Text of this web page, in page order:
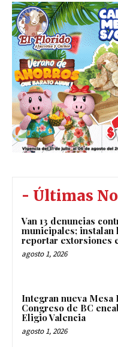
- Últimas
Van 13 denuncias
municipales; instalan
reportar extorsiones
agosto 1, 2026
Integran nueva Mesa
Congreso de BC
Eligio Valencia
agosto 1, 2026